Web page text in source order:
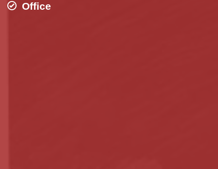
Office